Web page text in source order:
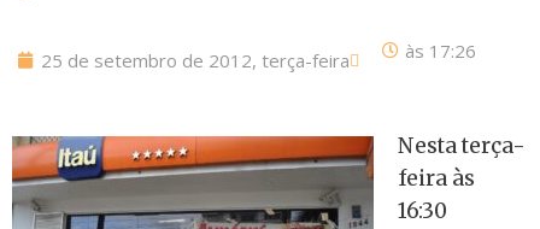
25 de setembro de 2012, terça-feira às 17:26
Nesta terça-
feira às
16:30